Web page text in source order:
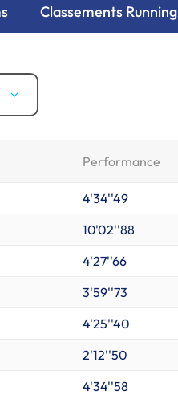
Classements Running
Performance
4'34''49
10'02''88
4'27''66
3'59''73
4'25''40
2'12''50
4'34''58